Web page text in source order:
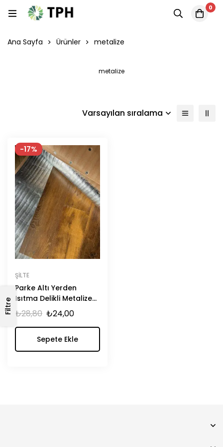
0
Ana Sayfa Ürünler metalize
metalize
Filtre
Varsayılan sıralama
-17%
ŞILTE
Parke Altı Yerden
Isıtma Delikli Metalize
Folyolu Şilte
₺28,80 ₺24,00
Sepete Ekle